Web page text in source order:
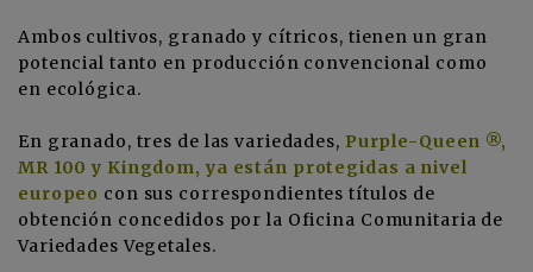
Ambos cultivos, granado y cítricos, tienen un gran
potencial tanto en producción convencional como
en ecológica.
En granado, tres de las variedades, Purple-Queen ®,
MR 100 y Kingdom, ya están protegidas a nivel
europeo con sus correspondientes títulos de
obtención concedidos por la Oficina Comunitaria de
Variedades Vegetales.